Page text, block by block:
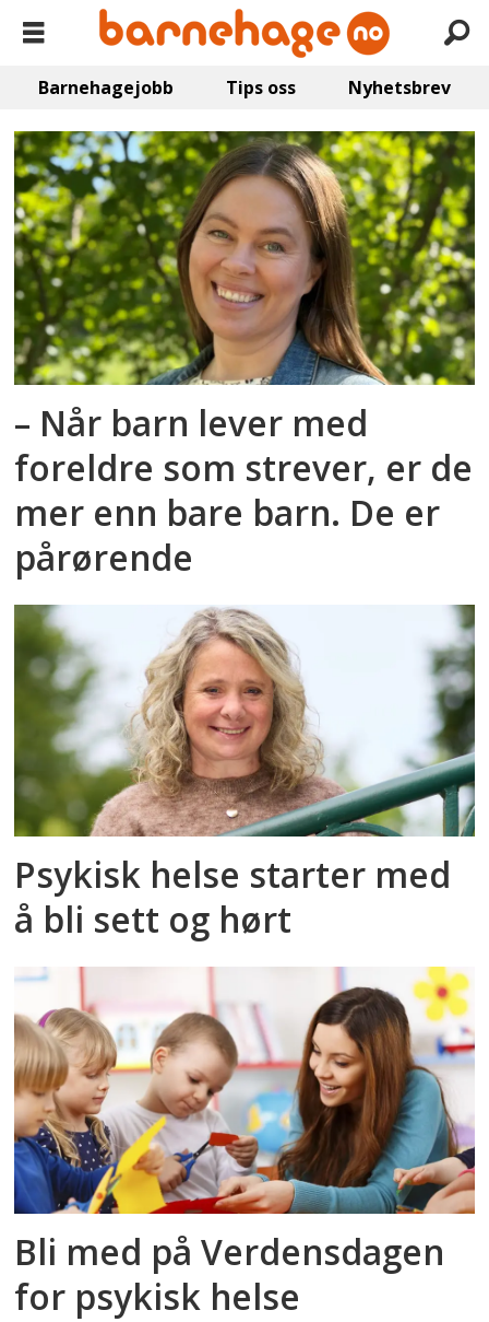
Barnehagejobb Tips oss Nyhetsbrev
Emne:
verdensdagen
for
psykisk
helse
– Når barn lever med
foreldre som strever, er de
mer enn bare barn. De er
pårørende
Psykisk helse starter med
å bli sett og hørt
Bli med på Verdensdagen
for psykisk helse